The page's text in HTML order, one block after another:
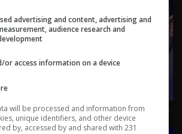
حكومة الزيدي بين صولتين.. مكافحة الفساد
advertising and content, advertising and
audience research and
or access information on a device
will be processed and information from
unique identifiers, and other device
by, accessed by and shared with 231